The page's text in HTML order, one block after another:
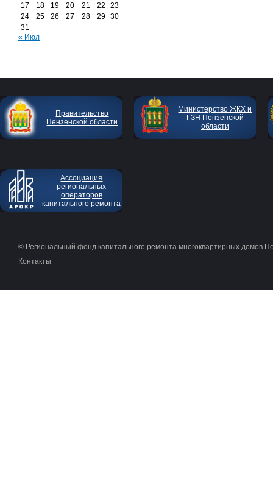
17
18 19 20 21 22
23
24
25 26 27 28 29
30
31
« Июл
Правительство
Пензенской области
Министерство ЖКХ и
ГЗН Пензенской
области
Ассоциация
региональных
операторов
капитального ремонта
© Региональный фонд капитального ремонта многоквартирных домов
Контакты